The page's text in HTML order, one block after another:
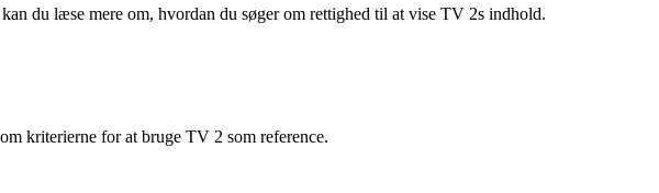
du læse mere om, hvordan du søger om rettighed til at vise TV 2s indhold.
kriterierne for at bruge TV 2 som reference.